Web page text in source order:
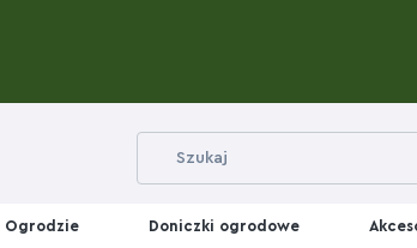
Ogrodzie Doniczki ogrodowe